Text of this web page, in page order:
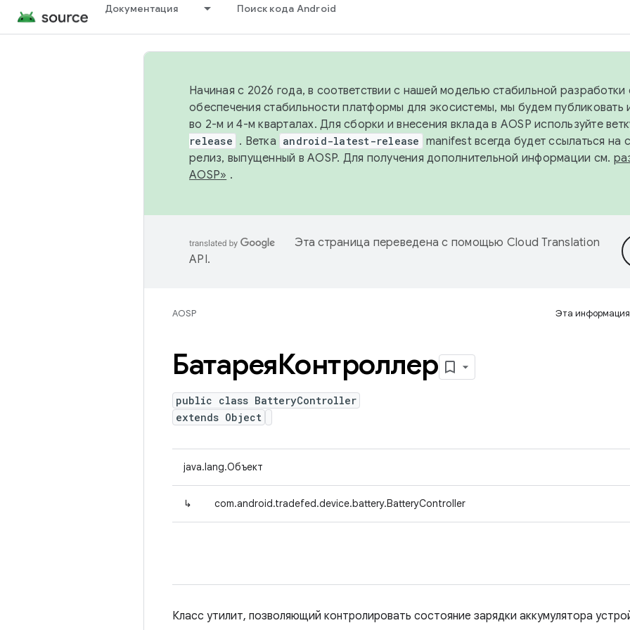
Документация Поиск кода Android
Начиная с 2026 года, в соответствии с нашей моделью стабильной разработки
обеспечения стабильности платформы для экосистемы, мы будем публиковать
во 2-м и 4-м кварталах. Для сборки и внесения вклада в AOSP используйте
release . Ветка android-latest-release manifest всегда будет ссылаться на
релиз, выпущенный в AOSP. Для получения дополнительной информации см.
AOSP» .
Эта страница переведена с помощью Cloud Translation
API.
AOSP Эта информация
БатареяКонтроллер
public class BatteryController
extends Object
java.lang.Объект
↳ com.android.tradefed.device.battery.BatteryController
Класс утилит, позволяющий контролировать состояние зарядки аккумулятора